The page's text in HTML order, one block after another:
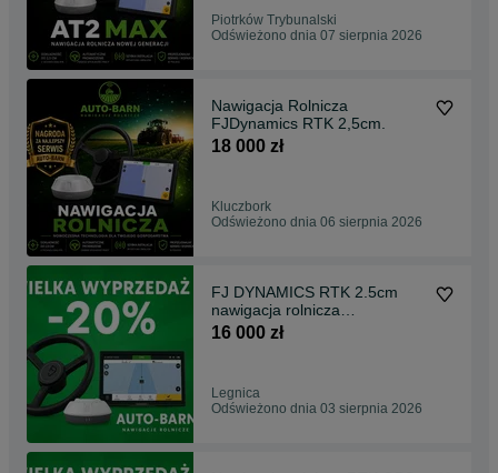
Piotrków Trybunalski
Odświeżono dnia 07 sierpnia 2026
Nawigacja Rolnicza
FJDynamics RTK 2,5cm.
18 000 zł
Kluczbork
Odświeżono dnia 06 sierpnia 2026
FJ DYNAMICS RTK 2.5cm
nawigacja rolnicza
prowadzenie równoległe
16 000 zł
Legnica
Odświeżono dnia 03 sierpnia 2026